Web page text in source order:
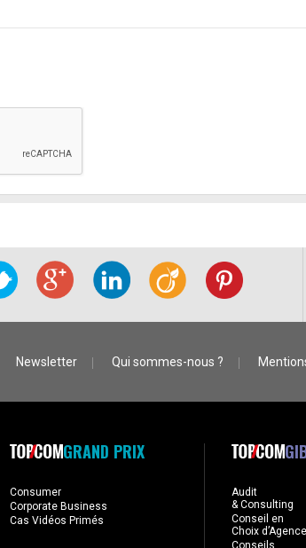
Newsletter Qui sommes-nous ?
GRAND PRIX
Consumer
Corporate Business
Cas Vidéos Primés
Audit
& Consulting
Conseil en
Choix
Conseils